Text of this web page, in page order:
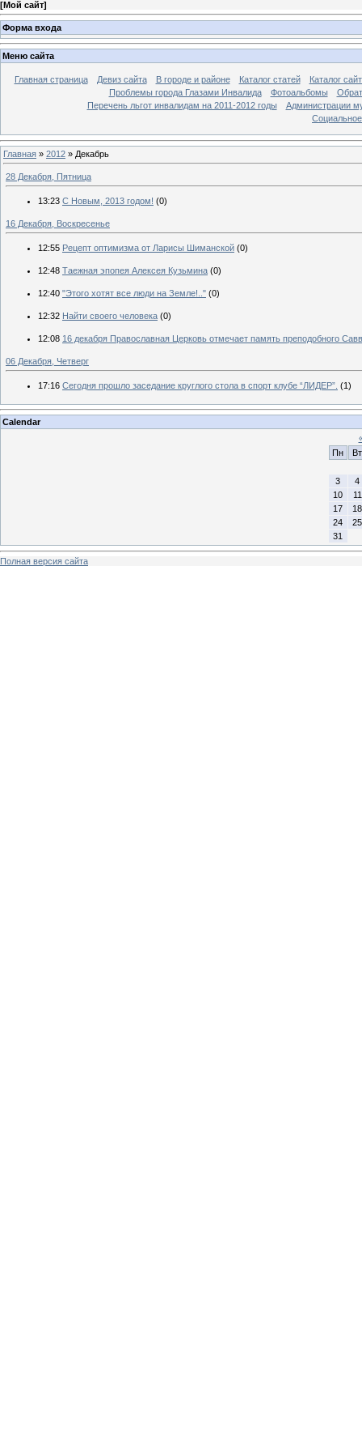
[Мой сайт]
Форма входа
Меню сайта
Главная страница Девиз сайта В городе и районе Каталог статей
Каталог
Проблемы города Глазами Инвалида
Фотоальбомы
Перечень льгот инвалидам на 2011-2012 годы
Администрации
Главная » 2012 » Декабрь
28 Декабря, Пятница
13:23 C Новым, 2013 годом! (0)
16 Декабря, Воскресенье
12:55 Рецепт оптимизма от Ларисы Шиманской (0)
12:48 Таежная эпопея Алексея Кузьмина (0)
12:40 "Этого хотят все люди на Земле!.." (0)
12:32 Найти своего человека (0)
12:08 16 декабря Православная Церковь отмечает память преподобного
06 Декабря, Четверг
17:16 Сегодня прошло заседание круглого стола в спорт клубе “ЛИДЕР”. (1)
Calendar
Пн
Вт
3
4
10
11
17
18
24
25
31
Полная версия сайта